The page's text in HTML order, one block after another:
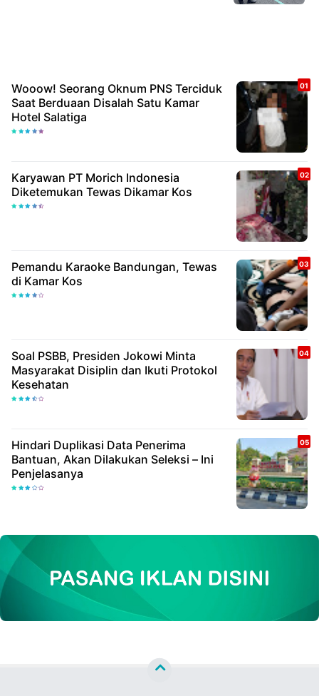
Wooow! Seorang Oknum PNS Terciduk
Saat Berduaan Disalah Satu Kamar
Hotel Salatiga
Karyawan PT Morich Indonesia
Diketemukan Tewas Dikamar Kos
Pemandu Karaoke Bandungan, Tewas
di Kamar Kos
Soal PSBB, Presiden Jokowi Minta
Masyarakat Disiplin dan Ikuti Protokol
Kesehatan
Hindari Duplikasi Data Penerima
Bantuan, Akan Dilakukan Seleksi – Ini
Penjelasanya